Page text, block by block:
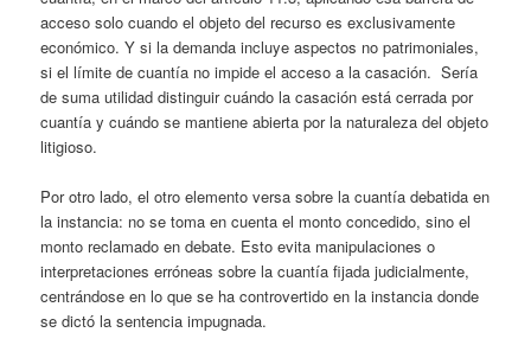
acceso solo cuando el objeto del recurso es exclusivamente
económico. Y si la demanda incluye aspectos no patrimoniales,
si el límite de cuantía no impide el acceso a la casación. Sería
de suma utilidad distinguir cuándo la casación está cerrada por
cuantía y cuándo se mantiene abierta por la naturaleza del objeto
litigioso.
Por otro lado, el otro elemento versa sobre la cuantía debatida en
la instancia: no se toma en cuenta el monto concedido, sino el
monto reclamado en debate. Esto evita manipulaciones o
interpretaciones erróneas sobre la cuantía fijada judicialmente,
centrándose en lo que se ha controvertido en la instancia donde
se dictó la sentencia impugnada.